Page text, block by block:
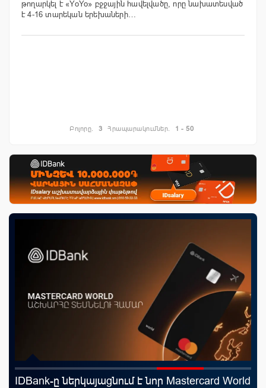
թողարկել է «YoYo» բջջային հավելվածը, որը նախատեսված
է 4-16 տարեկան երեխաների…
Բոլորը. 3 Հրապարակումներ. 1 - 50
IDBank-ը ներկայացնում է նոր Mastercard World